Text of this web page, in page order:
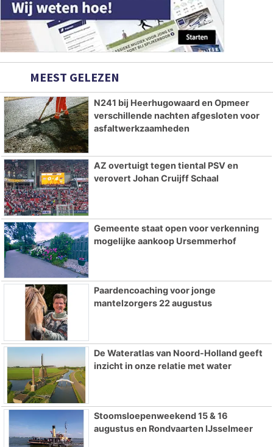
MEEST GELEZEN
N241 bij Heerhugowaard en Opmeer
verschillende nachten afgesloten voor
asfaltwerkzaamheden
AZ overtuigt tegen tiental PSV en
verovert Johan Cruijff Schaal
Gemeente staat open voor verkenning
mogelijke aankoop Ursemmerhof
Paardencoaching voor jonge
mantelzorgers 22 augustus
De Wateratlas van Noord-Holland geeft
inzicht in onze relatie met water
Stoomsloepenweekend 15 & 16
augustus en Rondvaarten IJsselmeer